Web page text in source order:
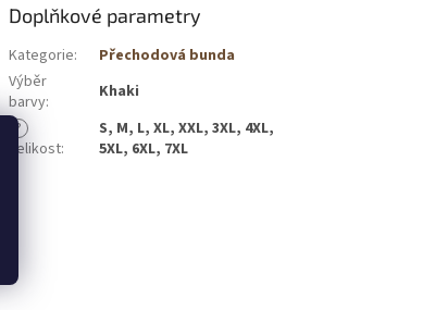
Doplňkové parametry
Kategorie:
Přechodová bunda
Výběr
barvy:
Khaki
?
Velikost:
S, M, L, XL, XXL, 3XL, 4XL,
5XL, 6XL, 7XL